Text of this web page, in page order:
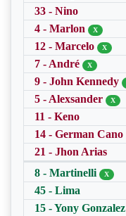
33 - Nino
4 - Marlon
X
12 - Marcelo X
7 - André
X
9 - John Kennedy
5 - Alexsander X
11 - Keno
14 - German Cano
21 - Jhon Arias
8 - Martinelli
X
45 - Lima
15 - Yony Gonzalez